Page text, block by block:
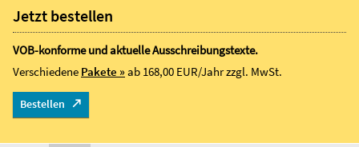
Jetzt bestellen
VOB-konforme und aktuelle Ausschreibungstexte.
Verschiedene Pakete »ab 168,00 EUR/Jahrzzgl. MwSt.
Bestellen